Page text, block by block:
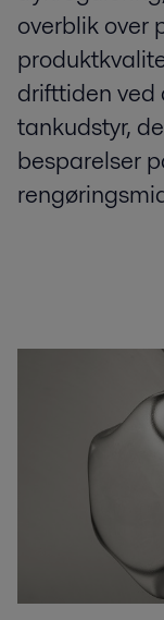
overblik over
drifttiden
tankudstyr,
besparelser